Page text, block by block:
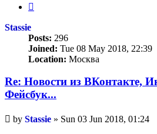
Stassie
Posts: 296
Joined: Tue 08 May 2018, 22:39
Location: Москва
Re: Новости из ВКонтакте,
Фейсбук...
Unread
post
by Stassie » Sun 03 Jun 2018, 01:24